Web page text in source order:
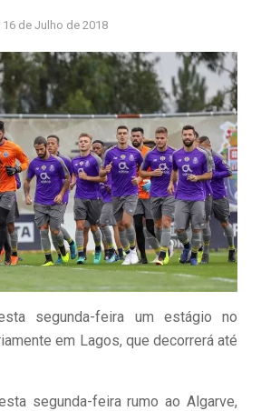
16 de Julho de 2018
segunda-feira um estágio no
em Lagos, que decorrerá até
segunda-feira rumo ao Algarve,